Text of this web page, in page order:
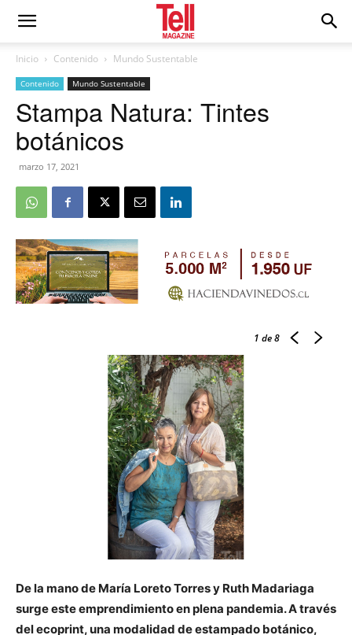
Inicio Contenido Mundo Sustentable
Contenido Mundo Sustentable
Stampa Natura: Tintes
botánicos
marzo 17, 2021
1 de 8
De la mano de María Loreto Torres y Ruth Madariaga
surge este emprendimiento en plena pandemia. A través
del ecoprint, una modalidad de estampado botánico,